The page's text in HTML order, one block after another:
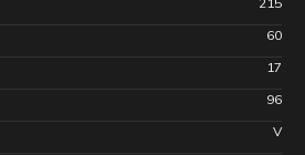
60
17
96
V